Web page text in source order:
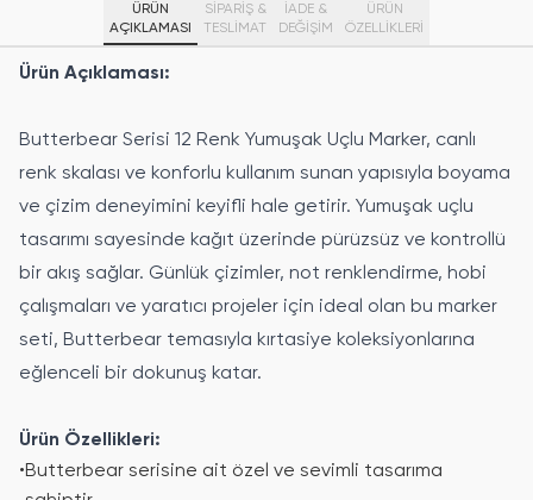
ÜRÜN
AÇIKLAMASI
SİPARİŞ &
TESLİMAT
İADE &
DEĞİŞİM
ÜRÜN
ÖZELLIKLERI
Ürün Açıklaması:
Butterbear Serisi 12 Renk Yumuşak Uçlu Marker, canlı
renk skalası ve konforlu kullanım sunan yapısıyla boyama
ve çizim deneyimini keyifli hale getirir. Yumuşak uçlu
tasarımı sayesinde kağıt üzerinde pürüzsüz ve kontrollü
bir akış sağlar. Günlük çizimler, not renklendirme, hobi
çalışmaları ve yaratıcı projeler için ideal olan bu marker
seti, Butterbear temasıyla kırtasiye koleksiyonlarına
eğlenceli bir dokunuş katar.
Ürün Özellikleri:
•Butterbear serisine ait özel ve sevimli tasarıma